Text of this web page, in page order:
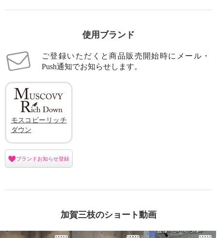
使用ブランド
ご登録いただくと商品販売開始時にメール・
Push通知でお知らせします。
モスコビーリッチ
ダウン
ブランドお知らせ登録
加賀三枝のショート動画